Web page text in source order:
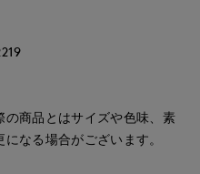
の商品とはサイズや色味、素
なる場合がございます。